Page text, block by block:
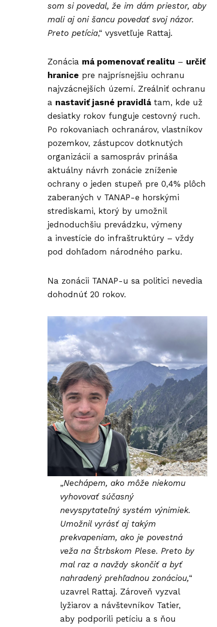
som si povedal, že im dám priestor, aby
mali aj oni šancu povedať svoj názor.
Preto petícia,“ vysvetľuje Rattaj.
Zonácia má pomenovať realitu – určiť
hranice pre najprísnejšiu ochranu
najvzácnejších území. Zreálniť ochranu
a nastaviť jasné pravidlá tam, kde už
desiatky rokov funguje cestovný ruch.
Po rokovaniach ochranárov, vlastníkov
pozemkov, zástupcov dotknutých
organizácií a samospráv prináša
aktuálny návrh zonácie zníženie
ochrany o jeden stupeň pre 0,4% plôch
zaberaných v TANAP-e horskými
strediskami, ktorý by umožnil
jednoduchšiu prevádzku, výmeny
a investície do infraštruktúry – vždy
pod dohľadom národného parku.
Na zonácii TANAP-u sa politici nevedia
dohodnúť 20 rokov.
„Nechápem, ako môže niekomu
vyhovovať súčasný
nevyspytateľný systém výnimiek.
Umožnil vyrásť aj takým
prekvapeniam, ako je povestná
veža na Štrbskom Plese. Preto by
mal raz a navždy skončiť a byť
nahradený prehľadnou zonáciou,“
uzavrel Rattaj. Zároveň vyzval
lyžiarov a návštevníkov Tatier,
aby podporili petíciu a s ňou